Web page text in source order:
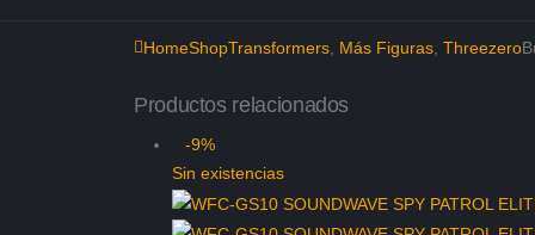
HomeShopTransformers, Más Figuras, Threezero
Productos relacionados
-9%
Sin existencias